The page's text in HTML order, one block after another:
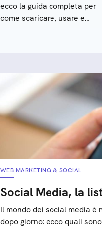
ecco la guida completa per
come scaricare, usare e
WEB MARKETING & SOCIAL
Social Media, la
Il mondo dei social media è
dopo giorno: ecco quali